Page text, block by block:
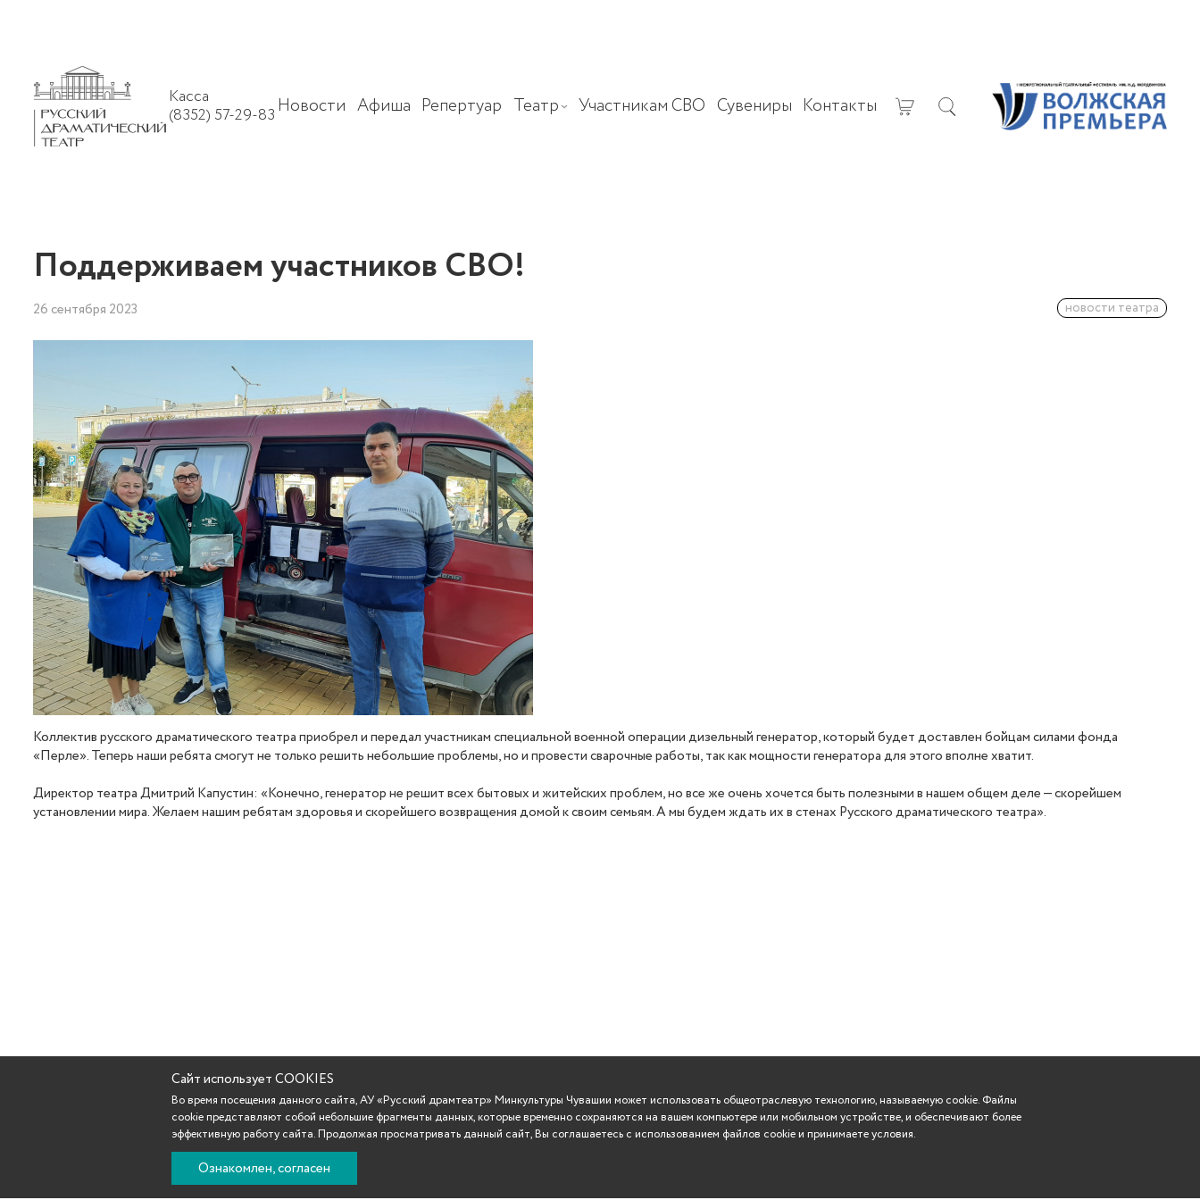
Касса
(8352) 57-29-83 Новости Афиша Репертуар Театр Участникам СВО Сувениры Контакты
Поддерживаем участников СВО!
26 сентября 2023 новости театра
Коллектив русского драматического театра приобрел и передал участникам специальной военной операции дизельный генератор, который будет доставлен бойцам силами фонда
«Перле». Теперь наши ребята смогут не только решить небольшие проблемы, но и провести сварочные работы, так как мощности генератора для этого вполне хватит.
Директор театра Дмитрий Капустин: «Конечно, генератор не решит всех бытовых и житейских проблем, но все же очень хочется быть полезными в нашем общем деле — скорейшем
установлении мира. Желаем нашим ребятам здоровья и скорейшего возвращения домой к своим семьям. А мы будем ждать их в стенах Русского драматического театра».
Сайт использует COOKIES
Во время посещения данного сайта, АУ «Русский драмтеатр» Минкультуры Чувашии может использовать общеотраслевую технологию, называемую cookie. Файлы
cookie представляют собой небольшие фрагменты данных, которые временно сохраняются на вашем компьютере или мобильном устройстве, и обеспечивают более
эффективную работу сайта. Продолжая просматривать данный сайт, Вы соглашаетесь с использованием файлов cookie и принимаете условия.
Ознакомлен, согласен